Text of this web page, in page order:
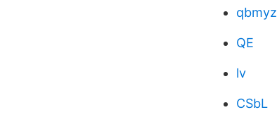
qbmyz
QE
lv
CSbL